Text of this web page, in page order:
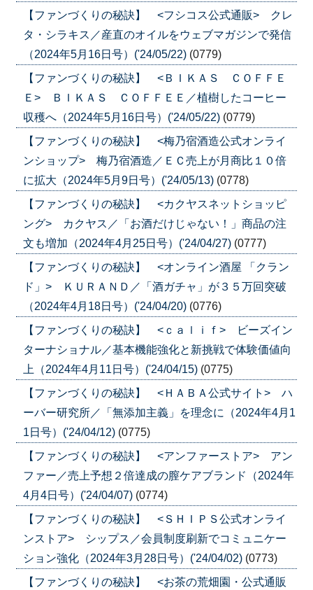
【ファンづくりの秘訣】 <フシコス公式通販> クレ
タ・シラキス／産直のオイルをウェブマガジンで発信
（2024年5月16日号）('24/05/22) (0779)
【ファンづくりの秘訣】 <ＢＩＫＡＳ ＣＯＦＦＥ
Ｅ> ＢＩＫＡＳ ＣＯＦＦＥＥ／植樹したコーヒー
収穫へ（2024年5月16日号）('24/05/22) (0779)
【ファンづくりの秘訣】 <梅乃宿酒造公式オンライ
ンショップ> 梅乃宿酒造／ＥＣ売上が月商比１０倍
に拡大（2024年5月9日号）('24/05/13) (0778)
【ファンづくりの秘訣】 <カクヤスネットショッピ
ング> カクヤス／「お酒だけじゃない！」商品の注
文も増加（2024年4月25日号）('24/04/27) (0777)
【ファンづくりの秘訣】 <オンライン酒屋 「クラン
ド」> ＫＵＲＡＮＤ／「酒ガチャ」が３５万回突破
（2024年4月18日号）('24/04/20) (0776)
【ファンづくりの秘訣】 <ｃａｌｉｆ> ビーズイン
ターナショナル／基本機能強化と新挑戦で体験価値向
上（2024年4月11日号）('24/04/15) (0775)
【ファンづくりの秘訣】 <ＨＡＢＡ公式サイト> ハ
ーバー研究所／「無添加主義」を理念に（2024年4月1
1日号）('24/04/12) (0775)
【ファンづくりの秘訣】 <アンファーストア> アン
ファー／売上予想２倍達成の膣ケアブランド（2024年
4月4日号）('24/04/07) (0774)
【ファンづくりの秘訣】 <ＳＨＩＰＳ公式オンライ
ンストア> シップス／会員制度刷新でコミュニケー
ション強化（2024年3月28日号）('24/04/02) (0773)
【ファンづくりの秘訣】 <お茶の荒畑園・公式通販